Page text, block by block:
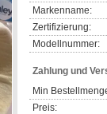
Markenname:
Zertifizierung:
Modellnummer:
Zahlung und
Min
Preis: